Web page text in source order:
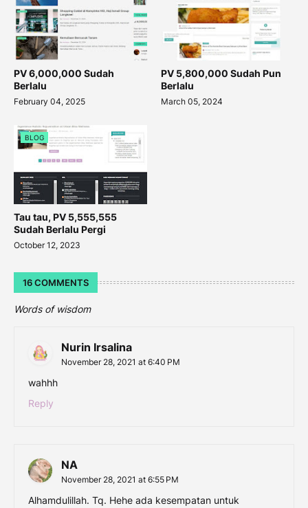
PV 6,000,000 Sudah
Berlalu
February 04, 2025
PV 5,800,000 Sudah Pun
Berlalu
March 05, 2024
BLOG
Tau tau, PV 5,555,555
Sudah Berlalu Pergi
October 12, 2023
16 COMMENTS
Words of wisdom
Nurin Irsalina
November 28, 2021 at 6:40 PM
wahhh
Reply
NA
November 28, 2021 at 6:55 PM
Alhamdulillah. Tq. Hehe ada kesempatan untuk